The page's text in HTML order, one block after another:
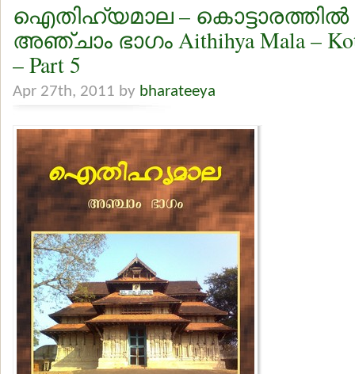
ഐതിഹ്യമാല – കൊട്ടാരത്തില്‍
അഞ്ചാം ഭാഗം Aithihya Mala –
– Part 5
Apr 27th, 2011 by bharateeya